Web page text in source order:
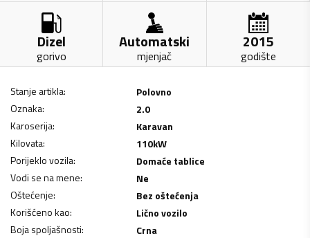
Dizel
gorivo
Automatski
mjenjač
2015
godište
Stanje artikla:
Polovno
Oznaka:
2.0
Karoserija:
Karavan
Kilovata: 110kW
Porijeklo vozila:
Domaće tablice
Vodi se na mene:
Ne
Oštećenje:
Bez oštećenja
Korišćeno kao:
Lično vozilo
Boja spoljašnosti:
Crna